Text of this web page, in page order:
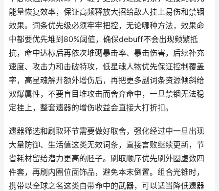
能量恢复效率，保证高频释放大招给敌人挂上易伤和禁锢
效果。词条优先级必须牢牢把控，无论哪种方法，效果命
中都要优先堆到80%阈值，确保debuff不会出现频繁抵
抗，命中达标后再依次堆砌暴击率、暴击伤害，后续补充
速度、攻击力和击破特攻，低星魂人物优先保证控制覆盖
率，高星魂解开额外增伤后，再把更多副词条资源倾斜给
双爆属性，不要盲目堆攻击而舍弃命中，一旦禁锢无法稳
定挂上，整套遗器的增伤收益会直接大打折扣。
遗器筛选和刷取环节需要做好取舍，强化经过中一旦出现
大量防御、生活值这类无效词条，直接言败继续更新，节
省耗材留给潜力更高的胚子。刷取顺序优先刷外圈虚数四
件套，再刷内圈位面饰品，避免本末倒置。组合光锥时，
携带以全球之名这类自带命中的武器，可以适当降低遗器